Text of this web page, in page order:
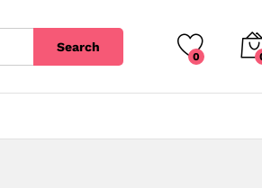
Search
0